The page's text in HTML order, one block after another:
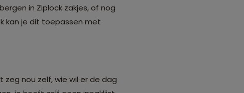
in Ziplock zakjes, of nog
kan je dit toepassen met
nou zelf, wie wil er de dag